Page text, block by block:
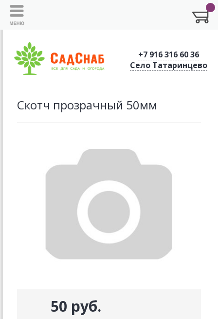
+7 916 316 60 36
Село Татаринцево
Скотч прозрачный 50мм
50 руб.